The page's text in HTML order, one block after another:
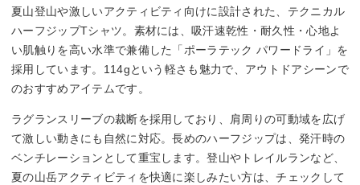
夏山登山や激しいアクティビティ向けに設計された、テクニカル
ハーフジップTシャツ。素材には、吸汗速乾性・耐久性・心地よ
い肌触りを高い水準で兼備した「ポーラテック パワードライ」を
採用しています。114gという軽さも魅力で、アウトドアシーンで
のおすすめアイテムです。
ラグランスリーブの裁断を採用しており、肩周りの可動域を広げ
て激しい動きにも自然に対応。長めのハーフジップは、発汗時の
ベンチレーションとして重宝します。登山やトレイルランなど、
夏の山岳アクティビティを快適に楽しみたい方は、チェックして